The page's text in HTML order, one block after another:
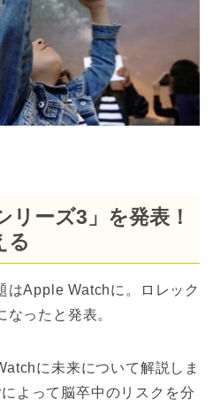
リーズ3」を発表！
る
はApple Watchに。ロレック
ったと発表。
に未来について解説しま
よって脳卒中のリスクを分